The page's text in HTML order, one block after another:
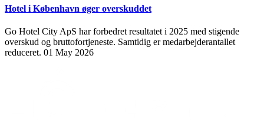
Hotel i København øger overskuddet
Go Hotel City ApS har forbedret resultatet i 2025 med stigende
overskud og bruttofortjeneste. Samtidig er medarbejderantallet
reduceret. 01 May 2026